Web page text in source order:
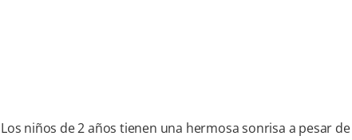
Los niños de 2 años tienen una hermosa sonrisa a pesar de